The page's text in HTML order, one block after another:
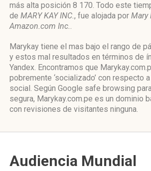
más alta posición 8 170. Todo este
de MARY KAY INC., fue alojada por Mary
Amazon.com Inc..
Marykay tiene el mas bajo el rango de
y estos mal resultados en términos de
Yandex. Encontramos que
pobremente ‘socializado’ con respecto
social. Según Google safe browsing
segura, Marykay.com.pe es un dominio
con revisiones de visitantes ninguna.
Audiencia Mundial